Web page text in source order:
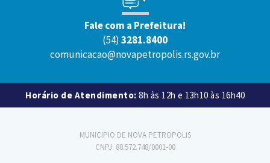
Fale com a Prefeitura!
(54) 3281.8400
comunicacao@novapetropolis.rs.gov.br
Horário de Atendimento: 8h às 12h e 13h10 às 16h40
MUNICIPIO DE NOVA PETROPOLIS
CNPJ: 88.572.748/0001-00